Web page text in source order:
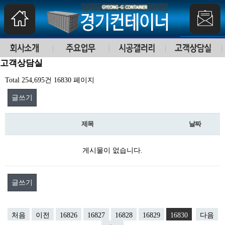
고객상담실
Total 254,695건 16830 페이지
글쓰기
제목 날짜
게시물이 없습니다.
글쓰기
처음 이전 16826 16827 16828 16829 16830
다음